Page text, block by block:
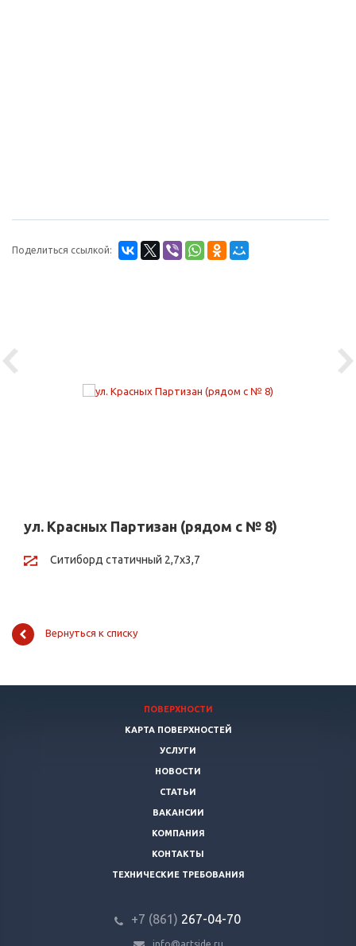
Поделиться ссылкой:
Previous
ул. Красных Партизан (рядом с № 8)
Ситиборд статичный 2,7х3,7
Вернуться к списку
ПОВЕРХНОСТИ
КАРТА ПОВЕРХНОСТЕЙ
УСЛУГИ
НОВОСТИ
СТАТЬИ
ВАКАНСИИ
КОМПАНИЯ
КОНТАКТЫ
ТЕХНИЧЕСКИЕ ТРЕБОВАНИЯ
+7 (861) 267-04-70